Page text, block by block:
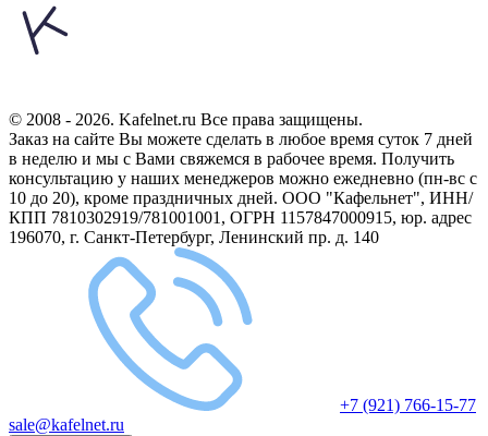
© 2008 - 2026. Kafelnet.ru Все права защищены.
Заказ на сайте Вы можете сделать в любое время суток 7 дней
в неделю и мы с Вами свяжемся в рабочее время. Получить
консультацию у наших менеджеров можно ежедневно (пн-вс с
10 до 20), кроме праздничных дней. ООО "Кафельнет", ИНН/
КПП 7810302919/781001001, ОГРН 1157847000915, юр. адрес
196070, г. Санкт-Петербург, Ленинский пр. д. 140
+7 (921) 766-15-77
sale@kafelnet.ru